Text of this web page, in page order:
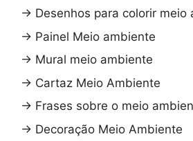
→ Desenhos para colorir meio
→ Painel Meio ambiente
→ Mural meio ambiente
→ Cartaz Meio Ambiente
→ Frases sobre o meio
→ Decoração Meio Ambiente